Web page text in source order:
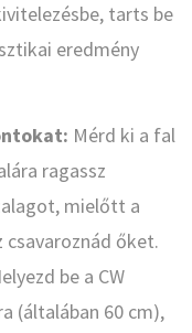
tarts be
eredmény
Mérd ki a fal
ragassz
mielőtt a
őket.
be a CW
(általában 60 cm),